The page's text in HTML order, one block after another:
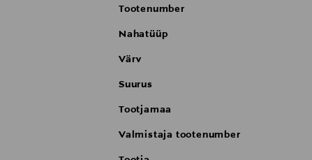
Tootenumber
Nahatüüp
Värv
Suurus
Tootjamaa
Valmistaja tootenumber